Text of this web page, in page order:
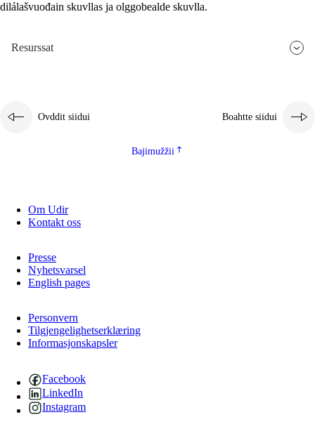
dilálašvuođain skuvllas ja olggobealde skuvlla.
Resurssat
Ovddit siidui Boahtte siidui
Bajimužžii
Om Udir
Kontakt oss
Presse
Nyhetsvarsel
English pages
Personvern
Tilgjengelighetserklæring
Informasjonskapsler
Facebook
LinkedIn
Instagram